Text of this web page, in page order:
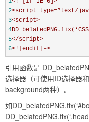
2<script type=”text/
3<script>
4
5</script>
6<![endif]–>
引用函数是
选择器（可使用ID选择器
background两种）。
如